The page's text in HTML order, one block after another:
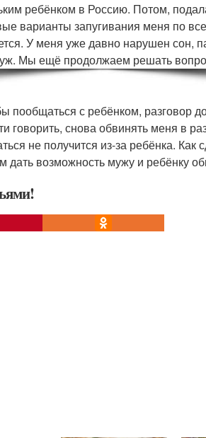
ребёнком в Россию. Потом,
варианты запугивания меня по
У меня уже давно нарушен сон,
Мы ещё продолжаем решать
пообщаться с ребёнком, разговор
говорить, снова обвинять меня в
не получится из-за ребёнка. Как
дать возможность мужу и ребёнку